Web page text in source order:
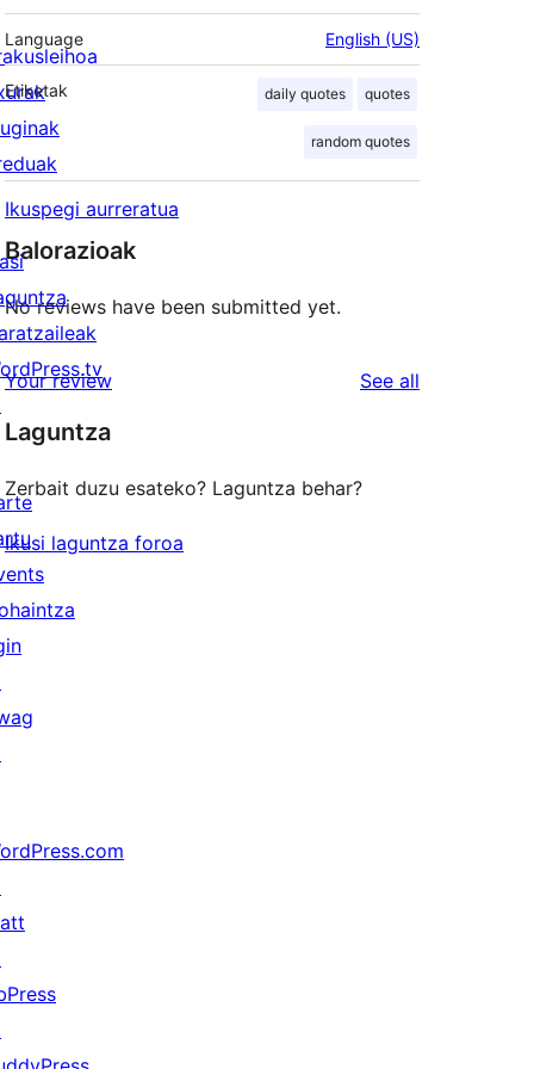
Language English (US)
Etiketak daily quotes quotes
random quotes
Ikuspegi aurreratua
Balorazioak
No reviews have been submitted yet.
Your review See all
Laguntza
Zerbait duzu esateko? Laguntza behar?
Ikusi laguntza foroa